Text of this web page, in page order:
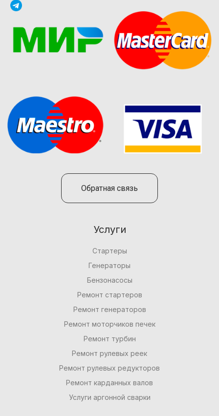
Обратная связь
Услуги
Стартеры
Генераторы
Бензонасосы
Ремонт стартеров
Ремонт генераторов
Ремонт моторчиков печек
Ремонт турбин
Ремонт рулевых реек
Ремонт рулевых редукторов
Ремонт карданных валов
Услуги аргонной сварки